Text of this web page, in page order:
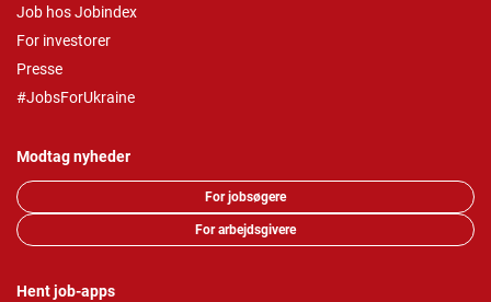
Job hos Jobindex
For investorer
Presse
#JobsForUkraine
Modtag nyheder
For jobsøgere
For arbejdsgivere
Hent job-apps